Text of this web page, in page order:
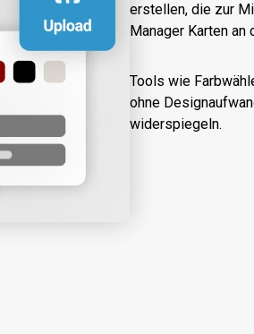
erstellen, die zur
Manager Karten an
Tools wie
ohne
widerspiegeln.